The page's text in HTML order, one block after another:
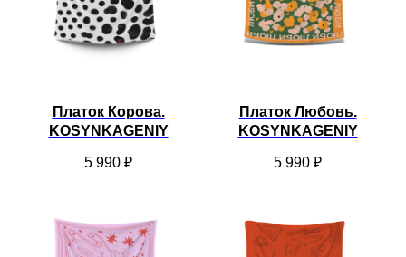
Платок Корова.
KOSYNKAGENIY
5 990 ₽
Платок Любовь.
KOSYNKAGENIY
5 990 ₽